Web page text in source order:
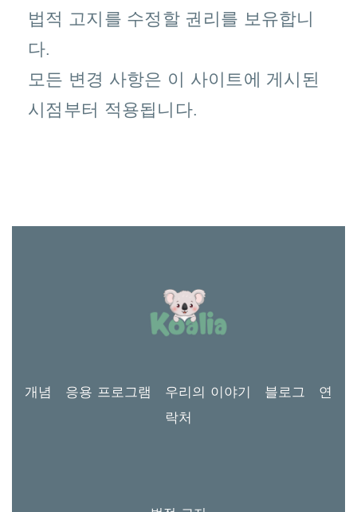
법적 고지를 수정할 권리를 보유합니
다.
모든 변경 사항은 이 사이트에 게시된
시점부터 적용됩니다.
개념 응용 프로그램 우리의 이야기 블로그
연
락처